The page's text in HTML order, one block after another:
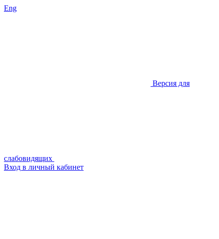
Eng
Версия для
слабовидящих
Вход в личный кабинет